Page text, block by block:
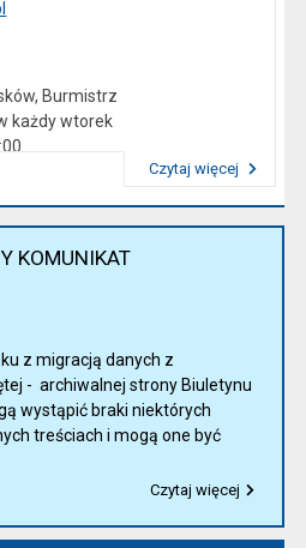
Burmistrz
każdy wtorek
Czytaj więcej
KOMUNIKAT
z migracją danych z
- archiwalnej strony Biuletynu
wystąpić braki niektórych
treściach i mogą one być
Czytaj więcej